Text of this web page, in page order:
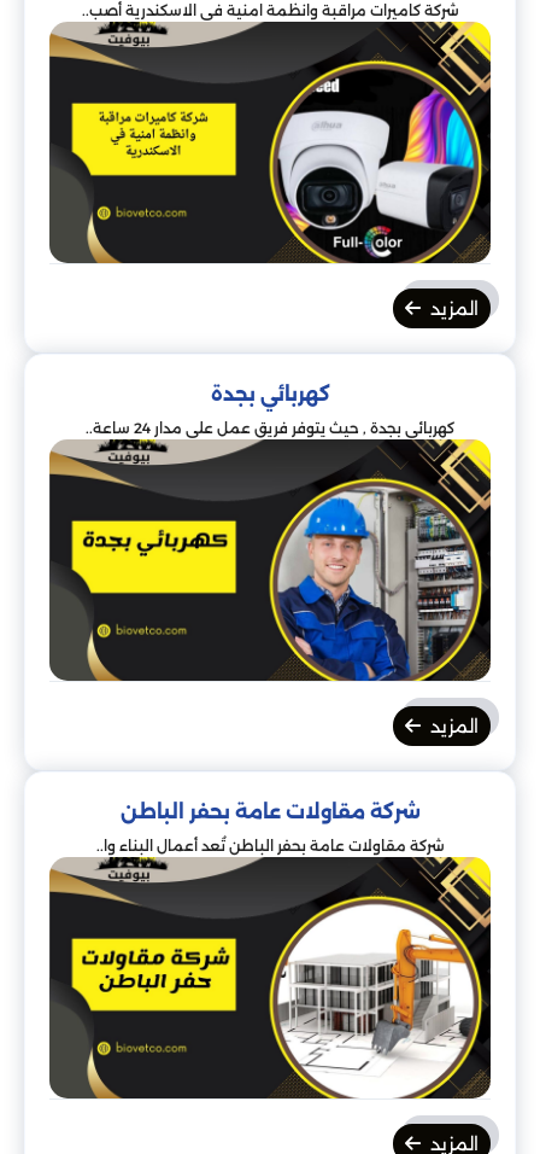
شركة كاميرات مراقبة وانظمة امنية في الاسكندرية أصب..
المزيد
كهربائي بجدة
كهربائي بجدة , حيث يتوفر فريق عمل على مدار 24 ساعة..
المزيد
شركة مقاولات عامة بحفر الباطن
شركة مقاولات عامة بحفر الباطن تُعد أعمال البناء وا..
المزيد